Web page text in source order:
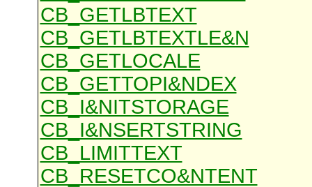
CB_GETLBTEXT
CB_GETLBTEXTLE&N
CB_GETLOCALE
CB_GETTOPI&NDEX
CB_I&NITSTORAGE
CB_I&NSERTSTRING
CB_LIMITTEXT
CB_RESETCO&NTENT